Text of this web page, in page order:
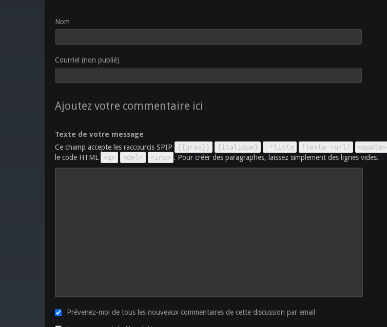
Nom
Courriel (non publié)
Ajoutez votre commentaire ici
Texte de votre message
Ce champ accepte les raccourcis SPIP
{{gras}} {italique} -*liste [texte->url] <quote>
le code HTML
<q> <del> <ins> . Pour créer des paragraphes, laissez simplement des lignes vides.
Prévenez-moi de tous les nouveaux commentaires de cette discussion par email